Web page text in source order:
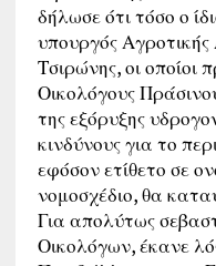
δήλωσε ότι τόσο ο
υπουργός
Τσιρώνης, οι οποίοι
Οικολόγους
της εξόρυξης
κινδύνους για το
εφόσον ετίθετο σε
νομοσχέδιο, θα
Για απολύτως
Οικολόγων, έκανε